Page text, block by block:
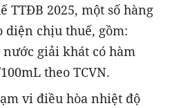
TTĐB 2025, một số hàng
diện chịu thuế, gồm:
giải khát có hàm
theo TCVN.
vi điều hòa nhiệt độ